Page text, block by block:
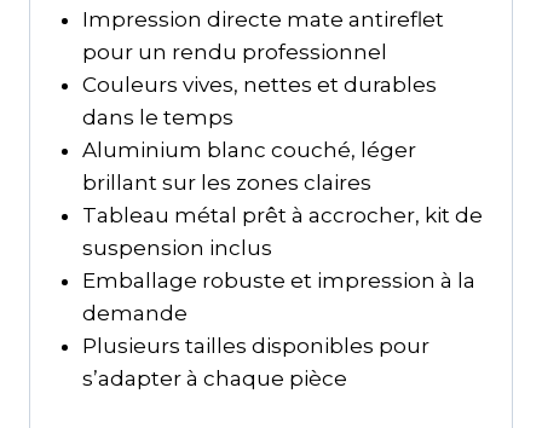
Impression directe mate antireflet
pour un rendu professionnel
Couleurs vives, nettes et durables
dans le temps
Aluminium blanc couché, léger
brillant sur les zones claires
Tableau métal prêt à accrocher, kit de
suspension inclus
Emballage robuste et impression à la
demande
Plusieurs tailles disponibles pour
s’adapter à chaque pièce